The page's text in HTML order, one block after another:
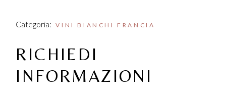
Categoria: VINI BIANCHI FRANCIA
RICHIEDI
INFORMAZIONI